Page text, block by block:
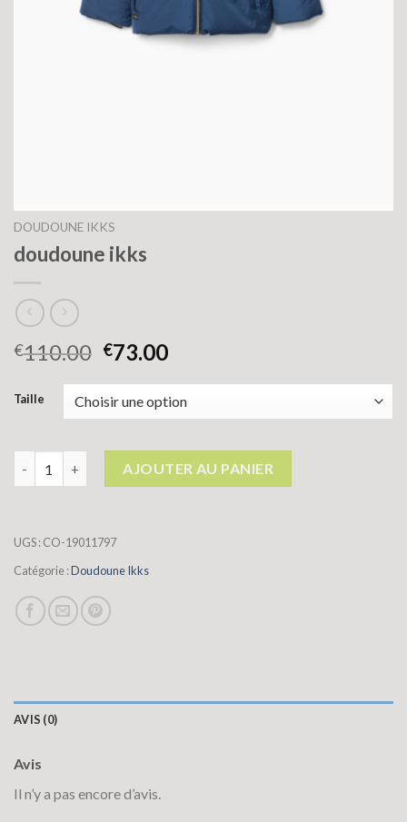
DOUDOUNE IKKS
doudoune ikks
€110.00 €73.00
Taille
AJOUTER AU PANIER
UGS :CO-19011797
Catégorie :Doudoune Ikks
AVIS (0)
Avis
Il n’y a pas encore d’avis.